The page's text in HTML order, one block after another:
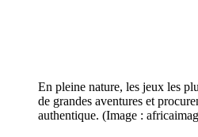
En pleine nature, les jeux les
de grandes aventures et
authentique. (Image :